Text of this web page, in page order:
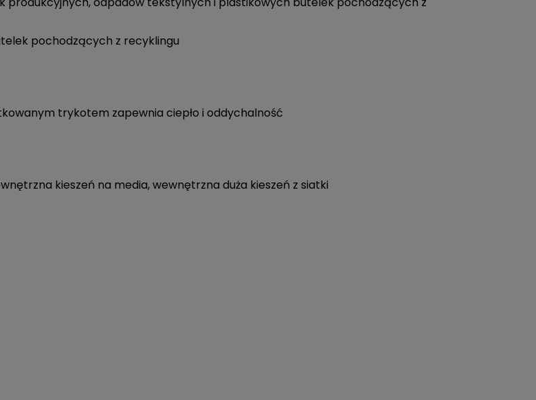
pochodzących z recyklingu
trykotem zapewnia ciepło i oddychalność
kieszeń na media, wewnętrzna duża kieszeń z siatki